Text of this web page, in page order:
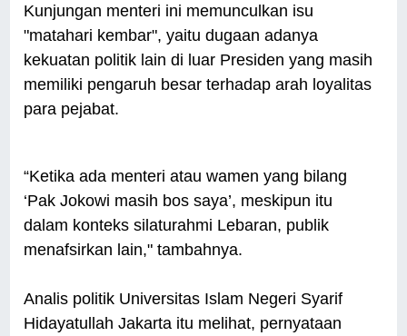
Kunjungan menteri ini memunculkan isu
"matahari kembar", yaitu dugaan adanya
kekuatan politik lain di luar Presiden yang masih
memiliki pengaruh besar terhadap arah loyalitas
para pejabat.
“Ketika ada menteri atau wamen yang bilang
‘Pak Jokowi masih bos saya’, meskipun itu
dalam konteks silaturahmi Lebaran, publik
menafsirkan lain," tambahnya.
Analis politik Universitas Islam Negeri Syarif
Hidayatullah Jakarta itu melihat, pernyataan